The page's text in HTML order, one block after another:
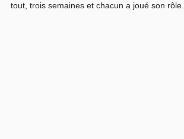
tout, trois semaines et chacun a joué son rôle.